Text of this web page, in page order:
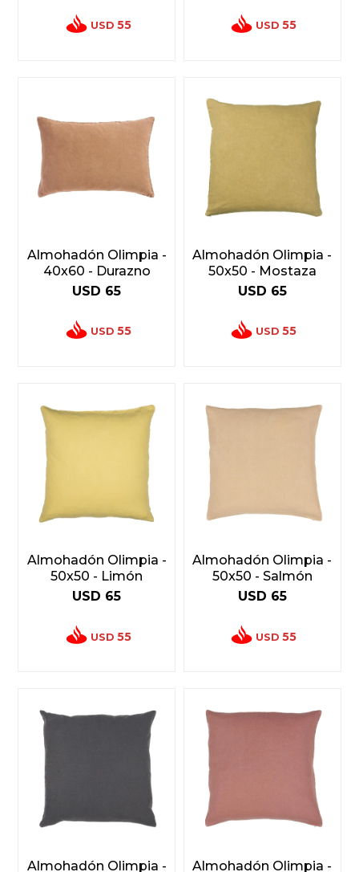
USD 55 USD 55
Almohadón Olimpia -
40x60 - Durazno
USD 65
USD 55
Almohadón Olimpia -
50x50 - Mostaza
USD 65
USD 55
Almohadón Olimpia -
50x50 - Limón
USD 65
USD 55
Almohadón Olimpia -
50x50 - Salmón
USD 65
USD 55
Almohadón Olimpia - Almohadón Olimpia -